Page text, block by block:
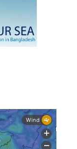
সাগরে
আবহাওয়া